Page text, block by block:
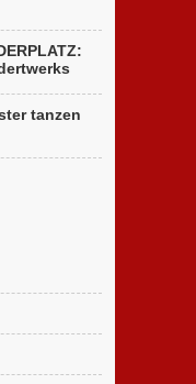
tanzen